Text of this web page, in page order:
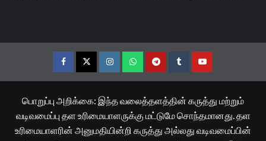
FacebookTwitterInstagramWhatsappTelegramTumblrYouTube
பொறுப்பு அறிக்கை: இந்த வலைத்தளத்தின் கருத்து மற்றும்
வடிவமைப்பு தள உரிமையாளருக்கு மட்டுமே சொந்தமானது. தள
உரிமையாளரின் அனுமதியின்றி கருத்து அல்லது வடிவமைப்பின்